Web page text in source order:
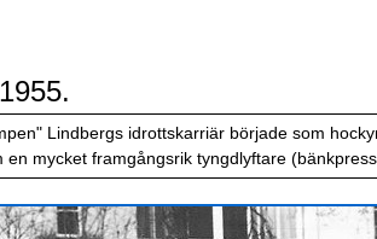
Lindbergs idrottskarriär började som
en mycket framgångsrik tyngdlyftare